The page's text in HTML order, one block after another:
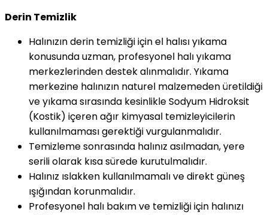
Derin Temizlik
Halınızın derin temizliği için el halısı yıkama
konusunda uzman, profesyonel halı yıkama
merkezlerinden destek alınmalıdır. Yıkama
merkezine halınızın naturel malzemeden üretildiği
ve yıkama sırasında kesinlikle Sodyum Hidroksit
(Kostik) içeren ağır kimyasal temizleyicilerin
kullanılmaması gerektiği vurgulanmalıdır.
Temizleme sonrasında halınız asılmadan, yere
serili olarak kısa sürede kurutulmalıdır.
Halınız ıslakken kullanılmamalı ve direkt güneş
ışığından korunmalıdır.
Profesyonel halı bakım ve temizliği için halınızı